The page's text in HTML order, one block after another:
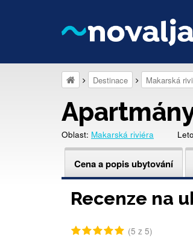
Destinace Makarská
Oblast: Makarská riviéra
Cena a popis ubytování
Recenze na
(5 z 5)